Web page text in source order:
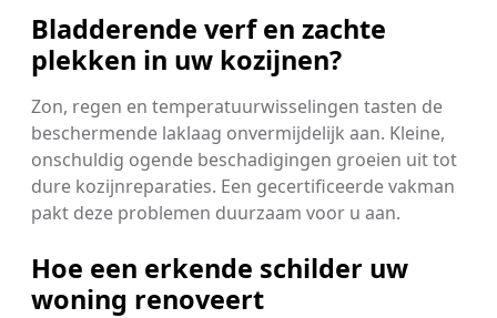
Bladderende verf en zachte
plekken in uw kozijnen?
Zon, regen en temperatuurwisselingen tasten de
beschermende laklaag onvermijdelijk aan. Kleine,
onschuldig ogende beschadigingen groeien uit tot
dure kozijnreparaties. Een gecertificeerde vakman
pakt deze problemen duurzaam voor u aan.
Hoe een erkende schilder uw
woning renoveert